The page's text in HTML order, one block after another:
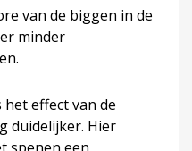
van de biggen in de
minder
effect van de
duidelijker. Hier